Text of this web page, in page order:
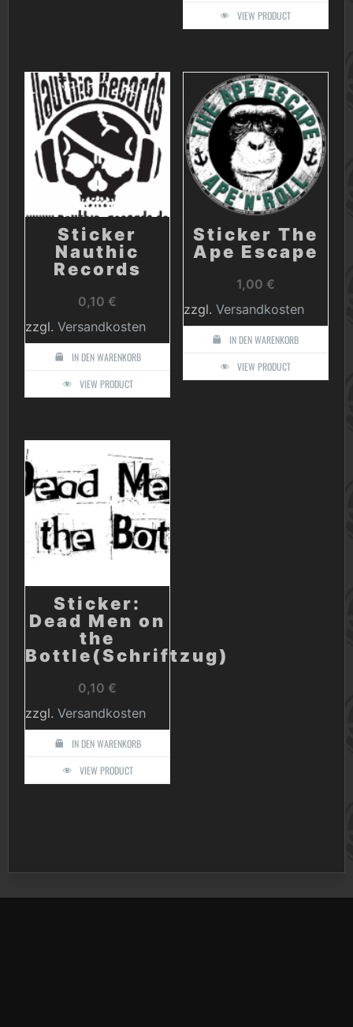
VIEW PRODUCT
Sticker
Nauthic
Records
0,10€
zzgl. Versandkosten
IN DEN WARENKORB
VIEW PRODUCT
Sticker The
Ape Escape
1,00 €
zzgl. Versandkosten
IN DEN WARENKORB
VIEW PRODUCT
Sticker:
Dead Men on
the
Bottle(Schriftzug)
0,10€
zzgl. Versandkosten
IN DEN WARENKORB
VIEW PRODUCT